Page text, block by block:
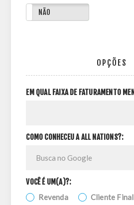
NÃO
OPÇÕES
EM QUAL FAIXA DE FATURAMENTO
COMO CONHECEU A ALL NATIONS?:
VOCÊ É UM(A)?:
Revenda Cliente Final